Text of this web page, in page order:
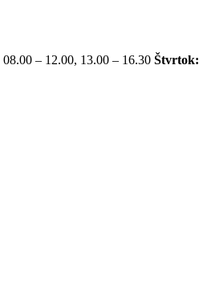
08.00 – 12.00, 13.00 – 16.30 Štvrtok: